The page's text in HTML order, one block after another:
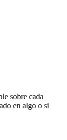
sobre cada
en algo o si